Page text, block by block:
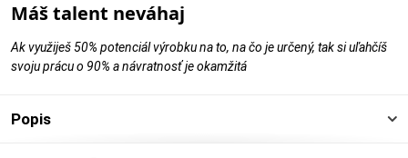
Máš talent neváhaj
Ak využiješ 50% potenciál výrobku na to, na čo je určený, tak si uľahčíš
svoju prácu o 90% a návratnosť je okamžitá
Popis